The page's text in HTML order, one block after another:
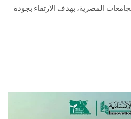
المصرية، بهدف الارتقاء بجودة